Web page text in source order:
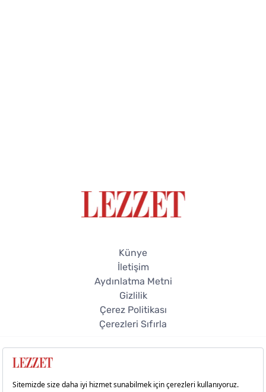
Künye
İletişim
Aydınlatma Metni
Gizlilik
Çerez Politikası
Çerezleri Sıfırla